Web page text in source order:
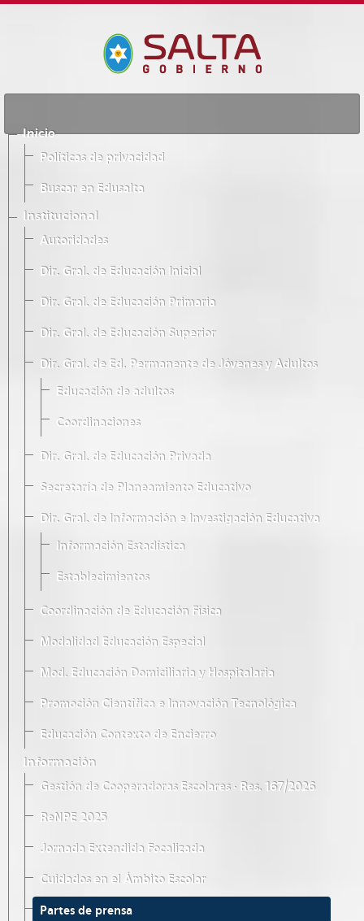
Inicio
Políticas de privacidad
Buscar en Edusalta
Institucional
Autoridades
Dir. Gral. de Educación Inicial
Dir. Gral. de Educación Primaria
Dir. Gral. de Educación Superior
Dir. Gral. de Ed. Permanente de Jóvenes y Adultos
Educación de adultos
Coordinaciones
Dir. Gral. de Educación Privada
Secretaría de Planeamiento Educativo
Dir. Gral. de Información e Investigación Educativa
Información Estadística
Establecimientos
Coordinación de Educación Física
Modalidad Educación Especial
Mod. Educación Domiciliaria y Hospitalaria
Promoción Científica e Innovación Tecnológica
Educación Contexto de Encierro
Información
Gestión de Cooperadoras Escolares · Res. 167/2026
ReNPE 2025
Jornada Extendida Focalizada
Cuidados en el Ámbito Escolar
Partes de prensa